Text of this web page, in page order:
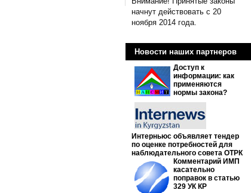
начнут действовать с 20
ноября 2014 года.
Новости наших партнеров
Доступ к
информации: как
применяются
нормы закона?
Интерньюс объявляет тендер
по оценке потребностей для
наблюдательного совета ОТРК
Комментарий ИМП
касательно
поправок в статью
329 УК КР